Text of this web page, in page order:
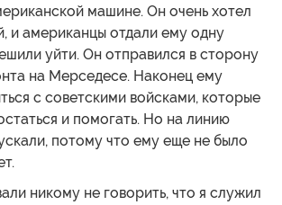
машине. Он очень хотел
и американцы отдали ему одну
уйти. Он отправился в сторону
на Мерседесе. Наконец ему
с советскими войсками, которые
и помогать. Но на линию
потому что ему еще не было
никому не говорить, что я служил